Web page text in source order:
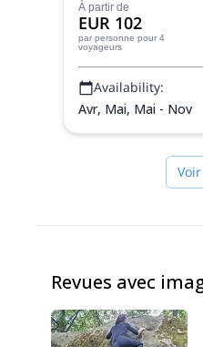
(Namur), Freyr et
Christophe, un
rocher.
À partir de
EUR 102
par personne pour 4
voyageurs
Availability:
Avr, Mai, Mai - Nov
Revues avec